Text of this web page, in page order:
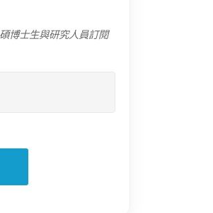
博士生與研究人員訂閱